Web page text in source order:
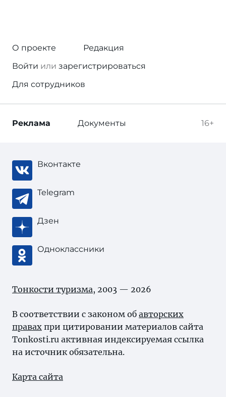
О проекте
Редакция
Войти или зарегистрироваться
Для сотрудников
16+
Реклама Документы
Вконтакте
Telegram
Дзен
Одноклассники
Тонкости туризма, 2003 — 2026
В соответствии с законом об авторских
правах при цитировании материалов сайта
Tonkosti.ru активная индексируемая ссылка
на источник обязательна.
Карта сайта